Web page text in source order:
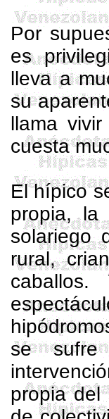
Por
es
lleva a
su
llama
cuesta
El hípico
propia, la
solariego
rural,
se sufre
propia del